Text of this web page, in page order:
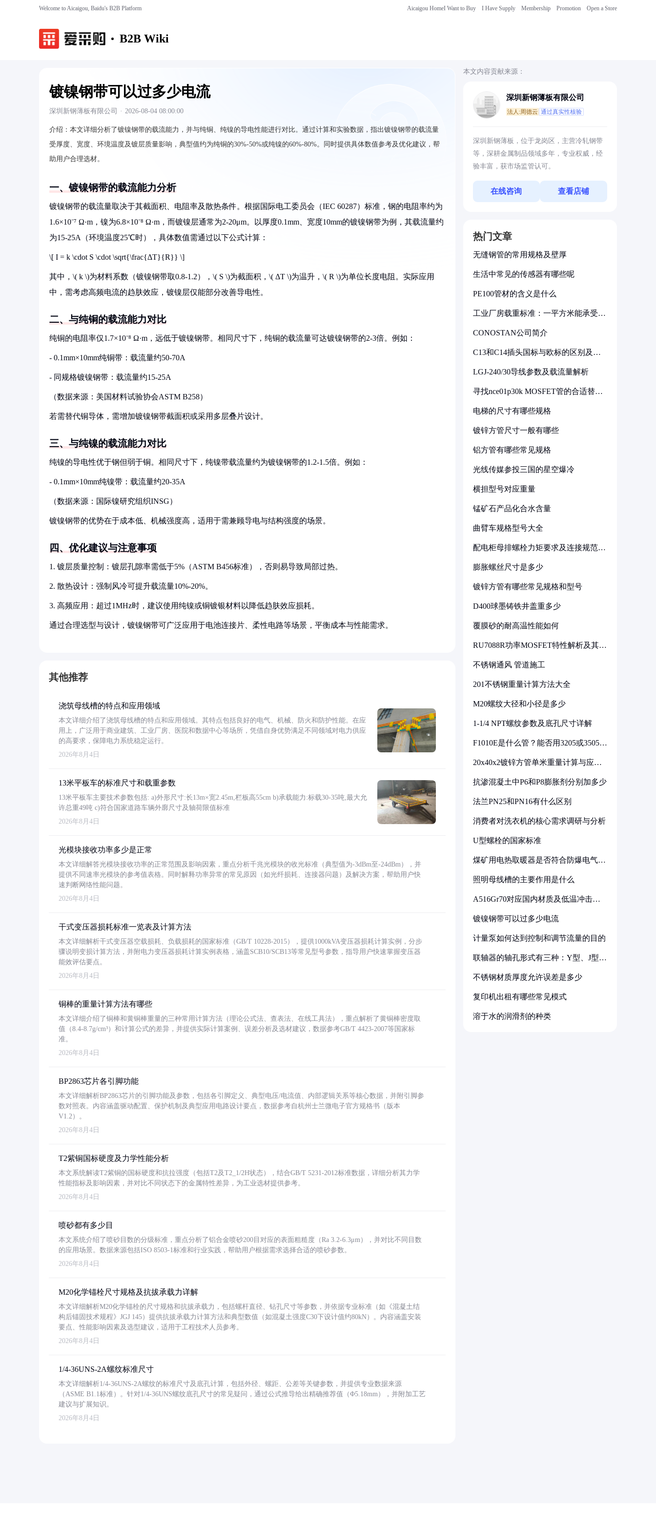
Welcome to Aicaigou, Baidu's B2B Platform Aicaigou HomeI Want to Buy I Have Supply Membership Promotion Open a Store
B2B Wiki
镀镍钢带可以过多少电流
深圳新钢薄板有限公司 · 2026-08-04 08:00:00
介绍： 本文详细分析了镀镍钢带的载流能力，并与纯铜、纯镍的导电性能进行对比。通过计算和实验数据，指出镀镍钢带的载流量
受厚度、宽度、环境温度及镀层质量影响，典型值约为纯铜的30%-50%或纯镍的60%-80%。同时提供具体数值参考及优化建议，帮
助用户合理选材。
一、镀镍钢带的载流能力分析
镀镍钢带的载流量取决于其截面积、电阻率及散热条件。根据国际电工委员会（IEC 60287）标准，钢的电阻率约为
1.6×10⁻⁷ Ω·m，镍为6.8×10⁻⁸ Ω·m，而镀镍层通常为2-20μm。以厚度0.1mm、宽度10mm的镀镍钢带为例，其载流量约
为15-25A（环境温度25℃时），具体数值需通过以下公式计算：
\[ I = k \cdot S \cdot \sqrt{\frac{ΔT}{R}} \]
其中，\( k \)为材料系数（镀镍钢带取0.8-1.2），\( S \)为截面积，\( ΔT \)为温升，\( R \)为单位长度电阻。实际应用
中，需考虑高频电流的趋肤效应，镀镍层仅能部分改善导电性。
二、与纯铜的载流能力对比
纯铜的电阻率仅1.7×10⁻⁸ Ω·m，远低于镀镍钢带。相同尺寸下，纯铜的载流量可达镀镍钢带的2-3倍。例如：
- 0.1mm×10mm纯铜带：载流量约50-70A
- 同规格镀镍钢带：载流量约15-25A
（数据来源：美国材料试验协会ASTM B258）
若需替代铜导体，需增加镀镍钢带截面积或采用多层叠片设计。
三、与纯镍的载流能力对比
纯镍的导电性优于钢但弱于铜。相同尺寸下，纯镍带载流量约为镀镍钢带的1.2-1.5倍。例如：
- 0.1mm×10mm纯镍带：载流量约20-35A
（数据来源：国际镍研究组织INSG）
镀镍钢带的优势在于成本低、机械强度高，适用于需兼顾导电与结构强度的场景。
四、优化建议与注意事项
1. 镀层质量控制：镀层孔隙率需低于5%（ASTM B456标准），否则易导致局部过热。
2. 散热设计：强制风冷可提升载流量10%-20%。
3. 高频应用：超过1MHz时，建议使用纯镍或铜镀银材料以降低趋肤效应损耗。
通过合理选型与设计，镀镍钢带可广泛应用于电池连接片、柔性电路等场景，平衡成本与性能需求。
其他推荐
浇筑母线槽的特点和应用领域
本文详细介绍了浇筑母线槽的特点和应用领域。其特点包括良好的电气、机械、防火和防护性能。在应
用上，广泛用于商业建筑、工业厂房、医院和数据中心等场所，凭借自身优势满足不同领域对电力供应
的高要求，保障电力系统稳定运行。
2026年8月4日
13米平板车的标准尺寸和载重参数
13米平板车主要技术参数包括: a)外形尺寸:长13m×宽2.45m,栏板高55cm b)承载能力:标载30-35吨,最大允
许总重49吨 c)符合国家道路车辆外廓尺寸及轴荷限值标准
2026年8月4日
光模块接收功率多少是正常
本文详细解答光模块接收功率的正常范围及影响因素，重点分析千兆光模块的收光标准（典型值为-3dBm至-24dBm），并
提供不同速率光模块的参考值表格。同时解释功率异常的常见原因（如光纤损耗、连接器问题）及解决方案，帮助用户快
速判断网络性能问题。
2026年8月4日
干式变压器损耗标准一览表及计算方法
本文详细解析干式变压器空载损耗、负载损耗的国家标准（GB/T 10228-2015），提供1000kVA变压器损耗计算实例，分步
骤说明变损计算方法，并附电力变压器损耗计算实例表格，涵盖SCB10/SCB13等常见型号参数，指导用户快速掌握变压器
能效评估要点。
2026年8月4日
铜棒的重量计算方法有哪些
本文详细介绍了铜棒和黄铜棒重量的三种常用计算方法（理论公式法、查表法、在线工具法），重点解析了黄铜棒密度取
值（8.4-8.7g/cm³）和计算公式的差异，并提供实际计算案例、误差分析及选材建议，数据参考GB/T 4423-2007等国家标
准。
2026年8月4日
BP2863芯片各引脚功能
本文详细解析BP2863芯片的引脚功能及参数，包括各引脚定义、典型电压/电流值、内部逻辑关系等核心数据，并附引脚参
数对照表。内容涵盖驱动配置、保护机制及典型应用电路设计要点，数据参考自杭州士兰微电子官方规格书（版本
V1.2）。
2026年8月4日
T2紫铜国标硬度及力学性能分析
本文系统解读T2紫铜的国标硬度和抗拉强度（包括T2及T2_1/2H状态），结合GB/T 5231-2012标准数据，详细分析其力学
性能指标及影响因素，并对比不同状态下的金属特性差异，为工业选材提供参考。
2026年8月4日
喷砂都有多少目
本文系统介绍了喷砂目数的分级标准，重点分析了铝合金喷砂200目对应的表面粗糙度（Ra 3.2-6.3μm），并对比不同目数
的应用场景。数据来源包括ISO 8503-1标准和行业实践，帮助用户根据需求选择合适的喷砂参数。
2026年8月4日
M20化学锚栓尺寸规格及抗拔承载力详解
本文详细解析M20化学锚栓的尺寸规格和抗拔承载力，包括螺杆直径、钻孔尺寸等参数，并依据专业标准（如《混凝土结
构后锚固技术规程》JGJ 145）提供抗拔承载力计算方法和典型数值（如混凝土强度C30下设计值约80kN）。内容涵盖安装
要点、性能影响因素及选型建议，适用于工程技术人员参考。
2026年8月4日
1/4-36UNS-2A螺纹标准尺寸
本文详细解析1/4-36UNS-2A螺纹的标准尺寸及底孔计算，包括外径、螺距、公差等关键参数，并提供专业数据来源
（ASME B1.1标准）。针对1/4-36UNS螺纹底孔尺寸的常见疑问，通过公式推导给出精确推荐值（Φ5.18mm），并附加工艺
建议与扩展知识。
2026年8月4日
本文内容贡献来源：
深圳新钢薄板有限公司
法人:周德云 通过真实性核验
深圳新钢薄板，位于龙岗区，主营冷轧钢带
等，深耕金属制品领域多年，专业权威，经
验丰富，获市场监管认可。
在线咨询 查看店铺
热门文章
无缝钢管的常用规格及壁厚
生活中常见的传感器有哪些呢
PE100管材的含义是什么
工业厂房载重标准：一平方米能承受多
CONOSTAN公司简介
C13和C14插头国标与欧标的区别及其
LGJ-240/30导线参数及载流量解析
寻找nce01p30k MOSFET管的合适替代
电梯的尺寸有哪些规格
镀锌方管尺寸一般有哪些
铝方管有哪些常见规格
光线传媒参投三国的星空爆冷
横担型号对应重量
锰矿石产品化合水含量
曲臂车规格型号大全
配电柜母排螺栓力矩要求及连接规范详
膨胀螺丝尺寸是多少
镀锌方管有哪些常见规格和型号
D400球墨铸铁井盖重多少
覆膜砂的耐高温性能如何
RU7088R功率MOSFET特性解析及其在
不锈钢通风 管道施工
201不锈钢重量计算方法大全
M20螺纹大径和小径是多少
1-1/4 NPT螺纹参数及底孔尺寸详解
F1010E是什么管？能否用3205或3505代
20x40x2镀锌方管单米重量计算与应用
抗渗混凝土中P6和P8膨胀剂分别加多少
法兰PN25和PN16有什么区别
消费者对洗衣机的核心需求调研与分析
U型螺栓的国家标准
煤矿用电热取暖器是否符合防爆电气设
照明母线槽的主要作用是什么
A516Gr70对应国内材质及低温冲击要
镀镍钢带可以过多少电流
计量泵如何达到控制和调节流量的目的
联轴器的轴孔形式有三种：Y型、J型、
不锈钢材质厚度允许误差是多少
复印机出租有哪些常见模式
溶于水的润滑剂的种类